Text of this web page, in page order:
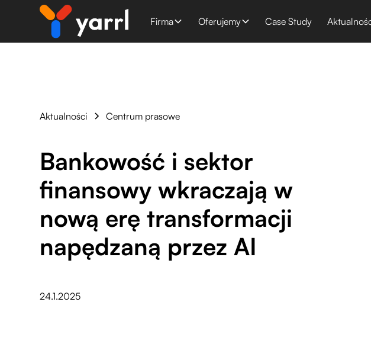
Firma Oferujemy Case Study
Aktualności Centrum prasowe
Bankowość i sektor
finansowy wkraczają w
nową erę transformacji
napędzaną przez AI
24.1.2025